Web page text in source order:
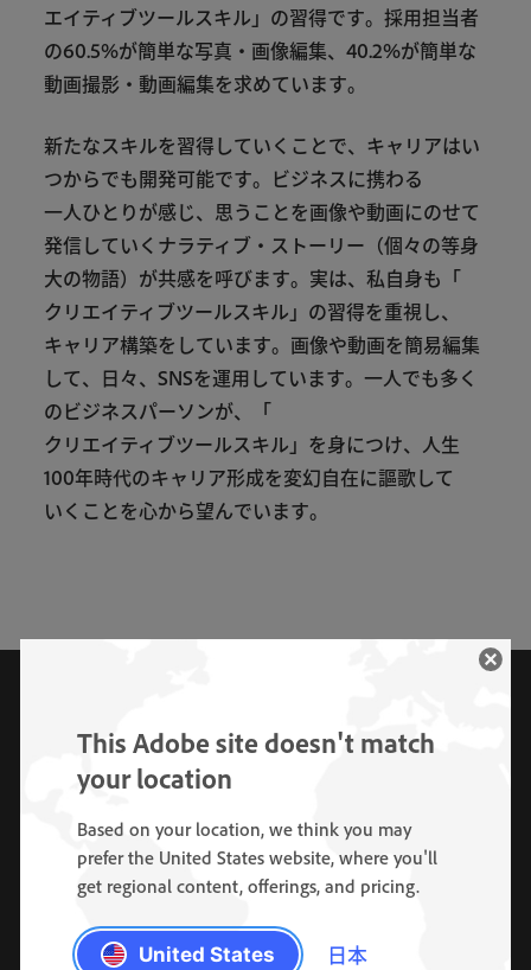
エイティブツールスキル」 の習得です。採用担当者
の60.5%が簡単な写真 ・ 画像編集、40.2%が簡単な
動画撮影 ・動画編集を求めています。
新たなスキルを習得していく ことで、 キャリアはい
つからでも開発可能です。 ビジネスに携わる
一人ひとりが感じ、 思う ことを画像や動画にのせて
発信していく ナラティブ・ストーリー （個々の等身
大の物語） が共感を呼びます。 実は、私自身も 「
クリエイティブツールスキル 」 の習得を重視し、
キャリア構築を しています。 画像や動画を簡易編集
して、 日々、SNSを運用 しています。一人でも多く
のビジネスパーソンが、
「
クリエイティブツールスキル 」 を身につけ、 人生
100年時代のキャリア形成を変幻自在に謳歌して
いく ことを心から望んでいます。
現場が欲しいクリエイティブ
ツールスキルについて
非クリエイティブ職において「
クリエイティブツールスキルの重要性が高まっ
の調査に よると、求職者に期待
する
This Adobe site doesn't match
your location
Based on your location, we think you may
prefer the United States website, where you'll
get regional content, offerings, and pricing.
United States 日本